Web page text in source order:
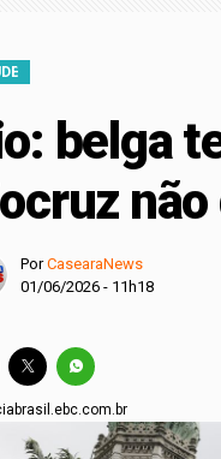
belga
PorCasearaNews
01/06/2026 - 11h18